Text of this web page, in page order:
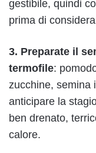
gestibile, quindi
prima di
3. Preparate il
termofile:
zucchine, semina
anticipare la
ben drenato,
calore.